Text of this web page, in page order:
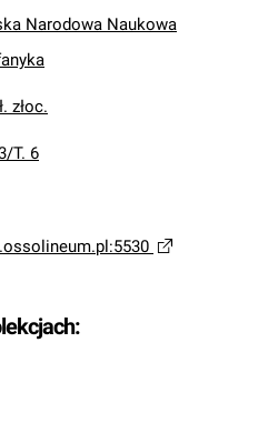
Narodowa Naukowa
złoc.
T. 6